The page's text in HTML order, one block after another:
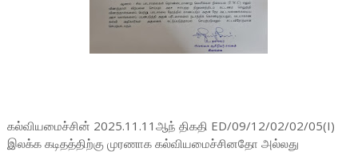
கல்வியமைச்சின் 2025.11.11ஆந் திகதி ED/09/12/02/02/05(I)
இலக்க கடிதத்திற்கு முரணாக கல்வியமைச்சினதோ அல்லது